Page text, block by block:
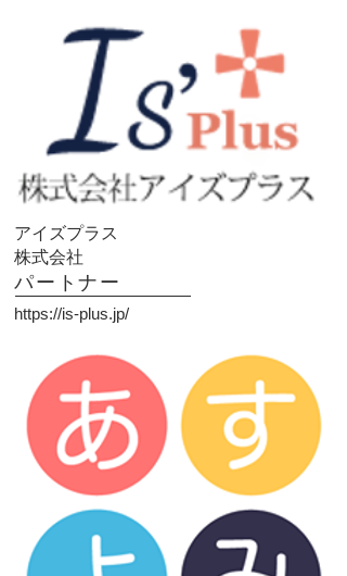
アイズプラス
​株式会社
パートナー
https://is-plus.jp/